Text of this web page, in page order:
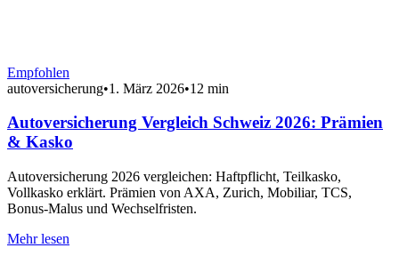
Empfohlen
autoversicherung•1. März 2026•12 min
Autoversicherung Vergleich Schweiz 2026: Prämien
& Kasko
Autoversicherung 2026 vergleichen: Haftpflicht, Teilkasko,
Vollkasko erklärt. Prämien von AXA, Zurich, Mobiliar, TCS,
Bonus-Malus und Wechselfristen.
Mehr lesen